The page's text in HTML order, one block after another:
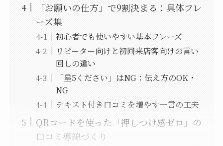
「お願いの仕方」で9割決まる：具体フレ
ーズ集
初心者でも使いやすい基本フレーズ
リピーター向けと初回来店客向けの言い
回しの違い
「星5ください」はNG：伝え方のOK・
NG
テキスト付き口コミを増やす一言の工夫
QRコードを使った「押しつけ感ゼロ」の
口コミ導線づくり